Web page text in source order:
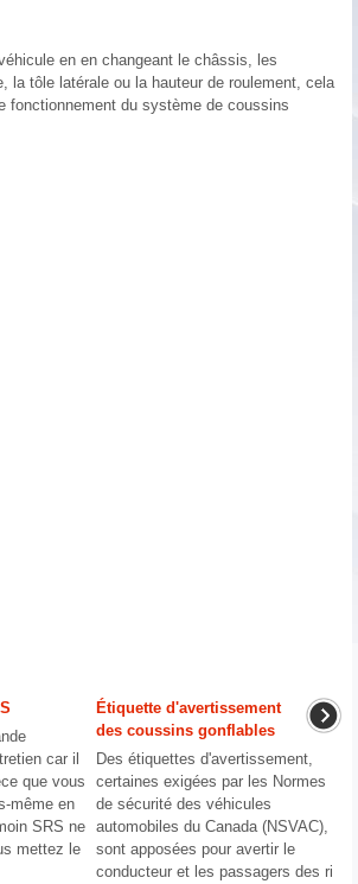
en en changeant le châssis, les
la tôle latérale ou la hauteur de roulement, cela
fonctionnement du système de coussins
car il
que vous
même en
SRS ne
mettez le
Étiquette d'avertissement
des coussins gonflables
Des étiquettes d'avertissement,
certaines exigées par les Normes
de sécurité des véhicules
automobiles du Canada (NSVAC),
sont apposées pour avertir le
conducteur et les passagers des ri